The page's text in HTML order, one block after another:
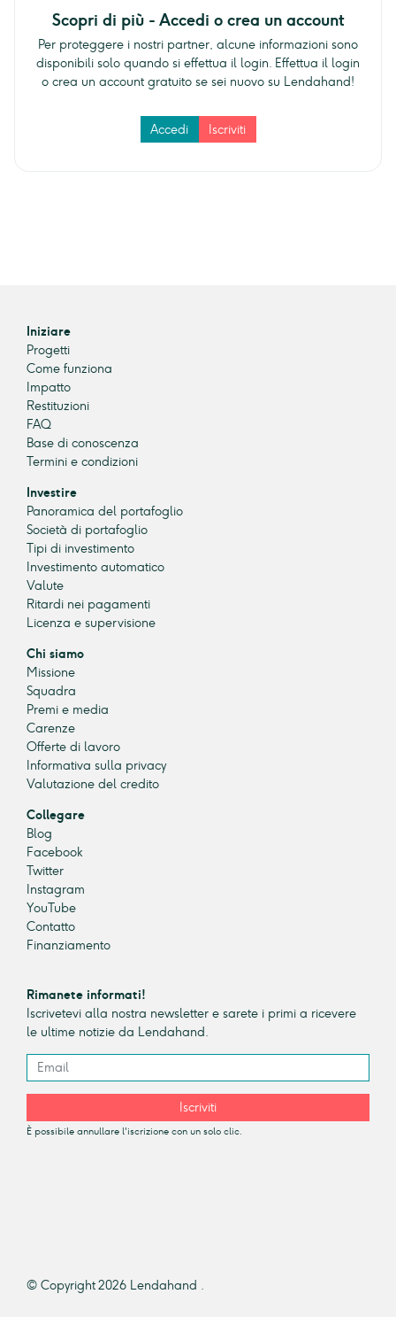
Scopri di più - Accedi o crea un account
Per proteggere i nostri partner, alcune informazioni sono
disponibili solo quando si effettua il login. Effettua il login
o crea un account gratuito se sei nuovo su Lendahand!
Accedi Iscriviti
Iniziare
Progetti
Come funziona
Impatto
Restituzioni
FAQ
Base di conoscenza
Termini e condizioni
Investire
Panoramica del portafoglio
Società di portafoglio
Tipi di investimento
Investimento automatico
Valute
Ritardi nei pagamenti
Licenza e supervisione
Chi siamo
Missione
Squadra
Premi e media
Carenze
Offerte di lavoro
Informativa sulla privacy
Valutazione del credito
Collegare
Blog
Facebook
Twitter
Instagram
YouTube
Contatto
Finanziamento
Rimanete informati!
Iscrivetevi alla nostra newsletter e sarete i primi a ricevere
le ultime notizie da Lendahand.
Iscriviti
È possibile annullare l'iscrizione con un solo clic.
© Copyright 2026 Lendahand .